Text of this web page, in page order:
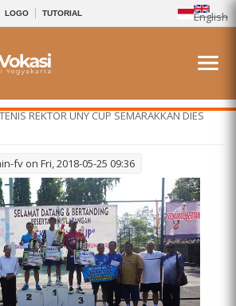
English
LOGO TUTORIAL
REKTOR UNY CUP SEMARAKKAN DIES
fv on Fri, 2018-05-25 09:36